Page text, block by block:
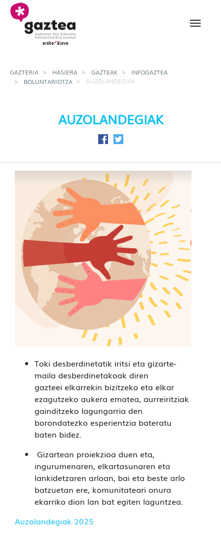
Eduki nagusira joan
Auzolandegiak -
GAZTERIA HASIERA GAZTEAK
INFOGAZTEA
BOLUNTARIOTZA
AUZOLANDEGIAK
AUZOLANDEGIAK
Facebook-en partekatu
Twitter-en partekatu
Toki desberdinetatik iritsi eta gizarte-
maila desberdinetakoak diren
gazteei elkarrekin bizitzeko eta elkar
ezagutzeko aukera ematea, aurreiritziak
gainditzeko lagungarria den
borondatezko esperientzia bateratu
baten bidez.
Gizartean proiekzioa duen eta,
ingurumenaren, elkartasunaren eta
lankidetzaren arloan, bai eta beste arlo
batzuetan ere, komunitateari onura
ekarriko dion lan bat egiten laguntzea.
Auzolandegiak 2025